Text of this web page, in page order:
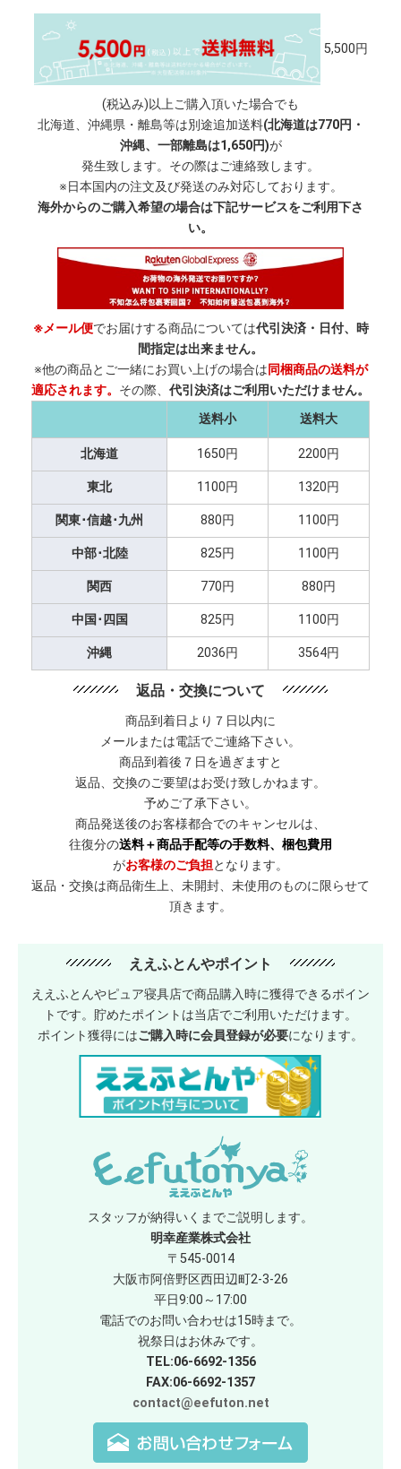
5,500円
(税込み)以上ご購入頂いた場合でも
北海道、沖縄県・離島等は別途追加送料(北海道は770円・
沖縄、一部離島は1,650円)が
発生致します。その際はご連絡致します。
※日本国内の注文及び発送のみ対応しております。
海外からのご購入希望の場合は下記サービスをご利用下さ
い。
※メール便でお届けする商品については代引決済・日付、時
間指定は出来ません。
※他の商品とご一緒にお買い上げの場合は同梱商品の送料が
適応されます。 その際、 代引決済はご利用いただけません。
送料小
送料大
北海道 1650円 2200円
東北 1100円 1320円
関東･信越･九州 880円 1100円
中部･北陸 825円 1100円
関西 770円 880円
中国･四国 825円 1100円
沖縄 2036円 3564円
返品・交換について
商品到着日より７日以内に
メールまたは電話でご連絡下さい。
商品到着後７日を過ぎますと
返品、交換のご要望はお受け致しかねます。
予めご了承下さい。
商品発送後のお客様都合でのキャンセルは、
往復分の送料＋商品手配等の手数料、梱包費用
がお客様のご負担となります。
返品・交換は商品衛生上、未開封、未使用のものに限らせて
頂きます。
ええふとんやポイント
ええふとんやピュア寝具店で商品購入時に獲得できるポイン
トです。貯めたポイントは当店でご利用いただけます。
ポイント獲得にはご購入時に会員登録が必要になります。
スタッフが納得いくまでご説明します。
明幸産業株式会社
〒545-0014
大阪市阿倍野区西田辺町2-3-26
平日9:00～17:00
電話でのお問い合わせは15時まで。
祝祭日はお休みです。
TEL:06-6692-1356
FAX:06-6692-1357
contact@eefuton.net